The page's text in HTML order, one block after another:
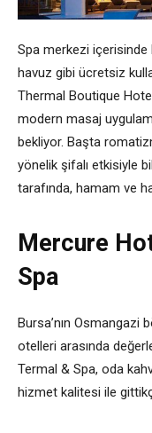
Spa merkezi içerisinde
havuz gibi ücretsiz
Thermal Boutique
modern masaj
bekliyor. Başta
yönelik şifalı etkisiyle
tarafında, hamam ve
Mercure
Spa
Bursa’nın Osmangazi
otelleri arasında
Termal & Spa, oda
hizmet kalitesi ile